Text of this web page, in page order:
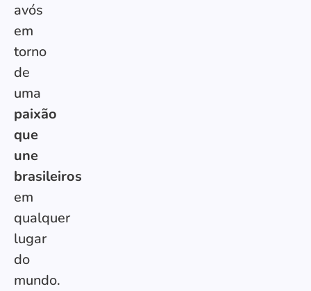
avós
em
torno
de
uma
paixão
que
une
brasileiros
em
qualquer
lugar
do
mundo.